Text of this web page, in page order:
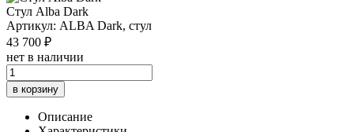
Стул Alba Dark
Артикул: ALBA Dark, стул
43 700 ₽
нет в наличии
в корзину
Описание